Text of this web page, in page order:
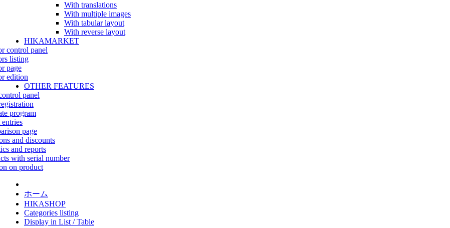
With translations
With multiple images
With tabular layout
With reverse layout
HIKAMARKET
control panel
listing
page
edition
OTHER FEATURES
panel
program
page
and discounts
and reports
with serial number
on product
ホーム
HIKASHOP
Categories listing
Display in List / Table